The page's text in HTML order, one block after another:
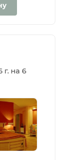
г. на 6